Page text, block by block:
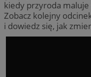
kiedy przyroda
Zobacz kolejny
i dowiedz się, jak